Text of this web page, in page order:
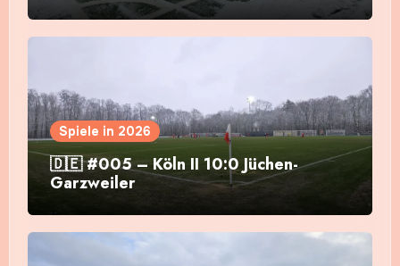
Spiele in 2026
🇩🇪 #005 – Köln II 10:0 Jüchen-
Garzweiler